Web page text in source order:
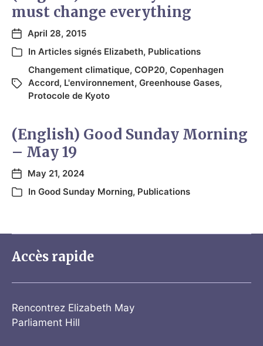
must change everything
April 28, 2015
In Articles signés Elizabeth, Publications
Changement climatique, COP20, Copenhagen
Accord, L'environnement, Greenhouse Gases,
Protocole de Kyoto
(English) Good Sunday Morning
– May 19
May 21, 2024
In Good Sunday Morning, Publications
Accès rapide
Rencontrez Elizabeth May
Parliament Hill